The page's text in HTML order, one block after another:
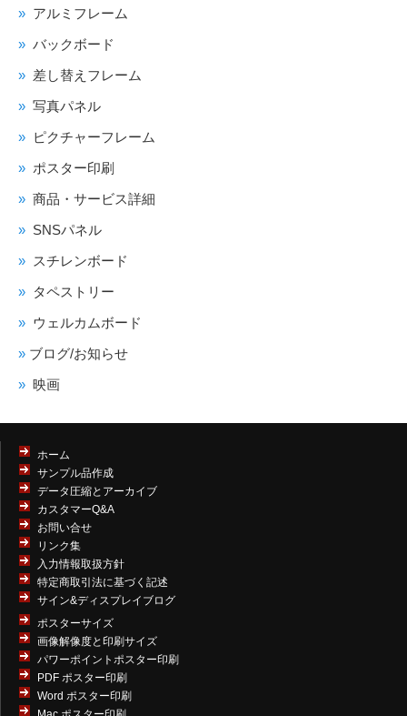
アルミフレーム
バックボード
差し替えフレーム
写真パネル
ピクチャーフレーム
ポスター印刷
商品・サービス詳細
SNSパネル
スチレンボード
タペストリー
ウェルカムボード
ブログ/お知らせ
映画
ホーム
サンプル品作成
データ圧縮とアーカイブ
カスタマーQ&A
お問い合せ
リンク集
入力情報取扱方針
特定商取引法に基づく記述
サイン&ディスプレイブログ
ポスターサイズ
画像解像度と印刷サイズ
パワーポイントポスター印刷
PDF ポスター印刷
Word ポスター印刷